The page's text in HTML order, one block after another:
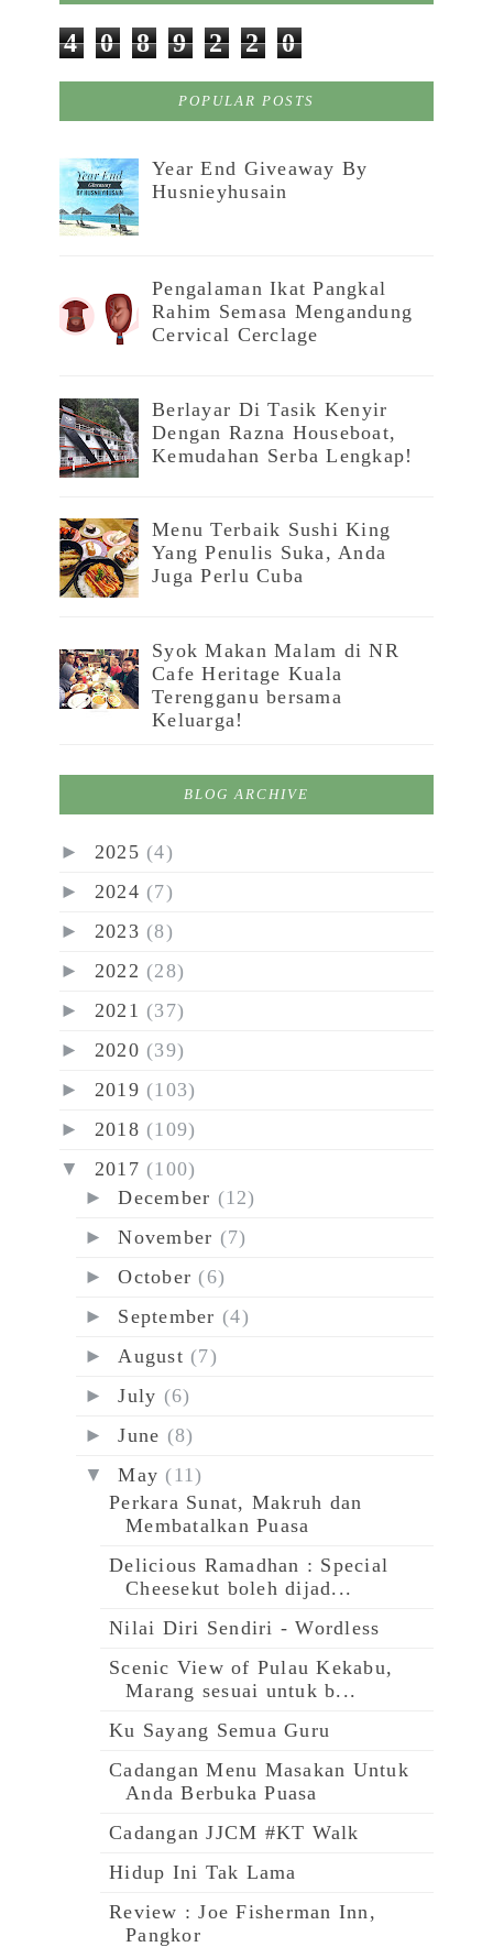
4 0 8 9 2 2 0
POPULAR POSTS
Year End Giveaway By
Husnieyhusain
Pengalaman Ikat Pangkal
Rahim Semasa Mengandung
Cervical Cerclage
Berlayar Di Tasik Kenyir
Dengan Razna Houseboat,
Kemudahan Serba Lengkap!
Menu Terbaik Sushi King
Yang Penulis Suka, Anda
Juga Perlu Cuba
Syok Makan Malam di NR
Cafe Heritage Kuala
Terengganu bersama
Keluarga!
BLOG ARCHIVE
► 2025 (4)
► 2024 (7)
► 2023 (8)
► 2022 (28)
► 2021 (37)
► 2020 (39)
► 2019 (103)
► 2018 (109)
▼ 2017 (100)
►December (12)
►November (7)
►October (6)
► September (4)
► August (7)
►July (6)
►June (8)
▼May (11)
Perkara Sunat, Makruh​ dan
Membatalkan Puasa
Delicious Ramadhan : Special
Cheesekut boleh dijad...
Nilai Diri Sendiri - Wordless
Scenic View of Pulau Kekabu,
Marang sesuai untuk b...
Ku Sayang Semua Guru
Cadangan Menu Masakan Untuk
Anda Berbuka Puasa
Cadangan JJCM #KT Walk
Hidup Ini Tak Lama
Review : Joe Fisherman Inn,
Pangkor